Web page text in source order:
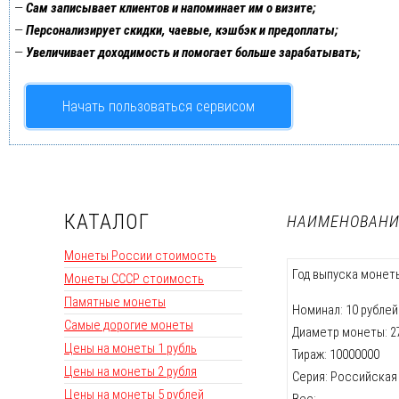
—Сам записывает клиентов и напоминает им о визите;
—Персонализирует скидки, чаевые, кэшбэк и предоплаты;
— Увеличивает доходимость и помогает больше зарабатывать;
Начать пользоваться сервисом
КАТАЛОГ
Монеты России стоимость
Монеты СССР стоимость
Памятные монеты
Самые дорогие монеты
Цены на монеты 1 рубль
Цены на монеты 2 рубля
Цены на монеты 5 рублей
Год выпуска
Номинал: 10 рублей
Диаметр монеты:
Тираж: 10000000
Серия: